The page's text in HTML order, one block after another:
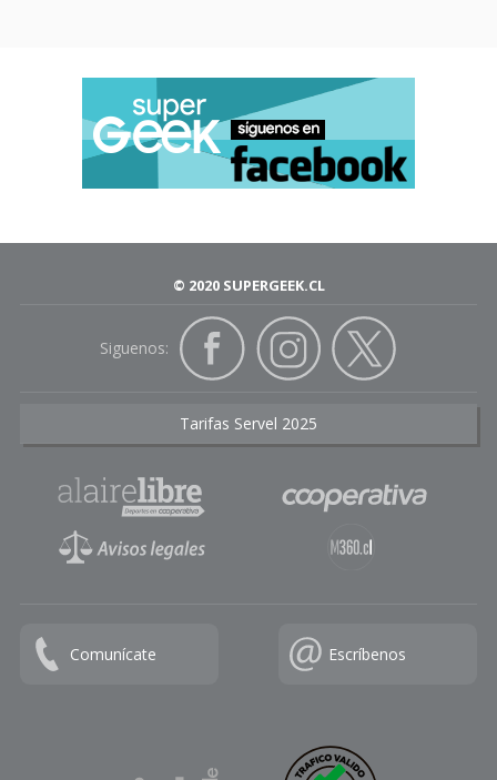
© 2020 SUPERGEEK.CL
Siguenos:
Tarifas Servel 2025
Comunícate Escríbenos